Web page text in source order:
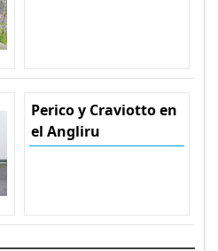
Perico y Craviotto en
el Angliru